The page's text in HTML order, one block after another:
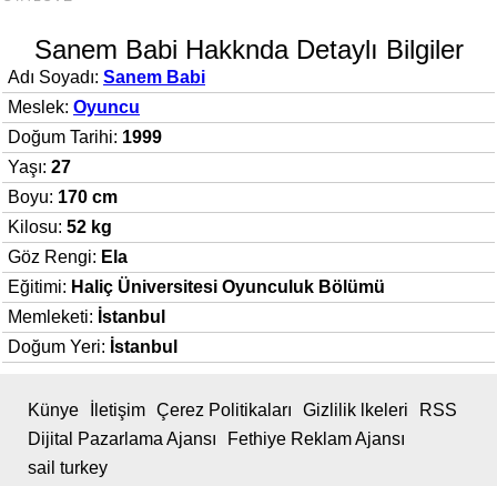
Sanem Babi Hakknda Detaylı Bilgiler
Adı Soyadı: Sanem Babi
Meslek: Oyuncu
Doğum Tarihi: 1999
Yaşı: 27
Boyu: 170 cm
Kilosu: 52 kg
Göz Rengi: Ela
Eğitimi: Haliç Üniversitesi Oyunculuk Bölümü
Memleketi: İstanbul
Doğum Yeri: İstanbul
Künye İletişim Çerez Politikaları Gizlilik lkeleri
RSS
Dijital Pazarlama Ajansı
Fethiye Reklam Ajansı
sail turkey